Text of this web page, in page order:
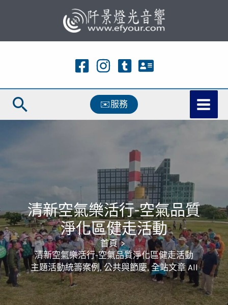
主
容
搜
尋
✉️服務
清新空氣樂活行-空氣品質
淨化區健走活動
首頁
清新空氣樂活行-空氣品質淨化區健走活動
主題活動統籌案例,公共與節慶,全站文章 All